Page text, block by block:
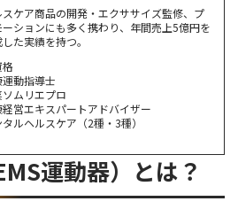
選ぶ
容で選ぶ
運動器）のおすすめ商品
い？
って効くけど本当？
スケア商品の開発・エクササイズ監修、プ
ーションにも多く携わり、年間売上5億円を
た実績を持つ。
動指導士
ソムリエプロ
営エキスパートアドバイザー
タルヘルスケア（2種・3種）
運動器）とは？